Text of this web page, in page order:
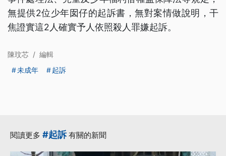
無提供2位少年囡仔的起訴書，無對案情做說明，干
焦證實這2人確實予人依照殺人罪嫌起訴。
陳玟芯 / 編輯
未成年
起訴
閱讀更多 #起訴有關的新聞